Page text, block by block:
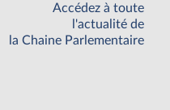
Accédez à toute
l'actualité de
la Chaine Parlementaire